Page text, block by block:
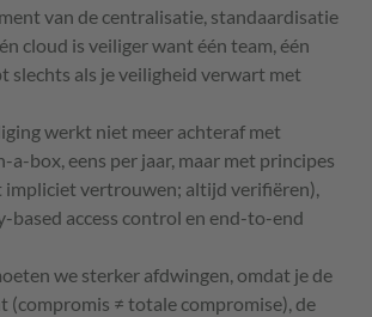
van de centralisatie, standaardisatie
cloud is veiliger want één team, één
slechts als je veiligheid verwart met
werkt niet meer achteraf met
box, eens per jaar, maar met principes
impliciet vertrouwen; altijd verifiëren),
based access control en end-to-end
we sterker afdwingen, omdat je de
(compromis ≠ totale compromise), de